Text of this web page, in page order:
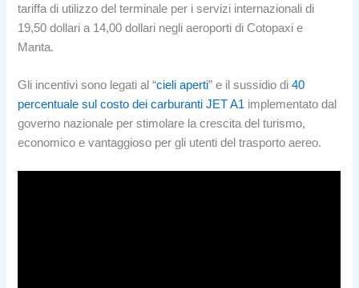
tariffa di utilizzo del terminale per i servizi internazionali di
19,50 dollari a 14,00 dollari negli aeroporti di Cotopaxi e
Manta.
Gli incentivi sono legati al “cieli aperti” e il sussidio di40
percentuale sul costo dei carburanti JET A1 implementato dal
governo nazionale per stimolare la crescita del turismo,
economico e vantaggioso per gli utenti del trasporto aereo.